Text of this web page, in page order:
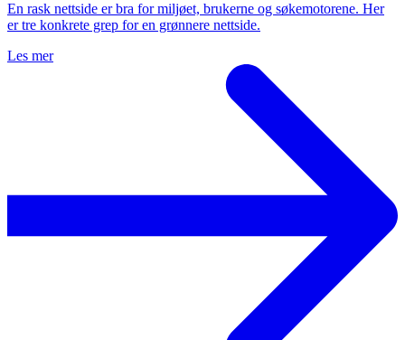
En rask nettside er bra for miljøet, brukerne og søkemotorene. Her
er tre konkrete grep for en grønnere nettside.
Les mer